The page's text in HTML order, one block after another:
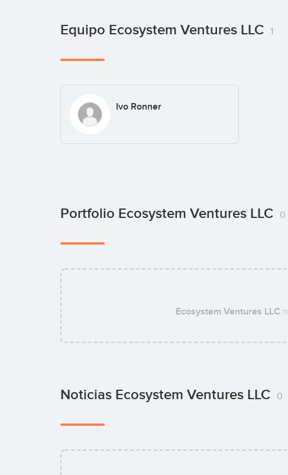
Equipo Ecosystem Ventures LLC 1
Ivo Ronner
Portfolio Ecosystem Ventures LLC 0
Ecosystem Ventures LLC
Noticias Ecosystem Ventures LLC 0